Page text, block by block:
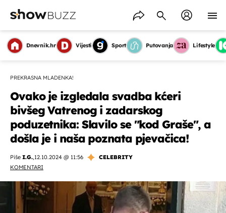
Dnevnik.hr Vijesti Sport Putovanja Lifestyle
PREKRASNA MLADENKA!
Ovako je izgledala svadba kćeri
bivšeg Vatrenog i zadarskog
poduzetnika: Slavilo se "kod Graše", a
došla je i naša poznata pjevačica!
Piše I.G.,12.10.2024 @ 11:56
CELEBRITY
KOMENTARI
OMOGUĆI OBAVIJESTI